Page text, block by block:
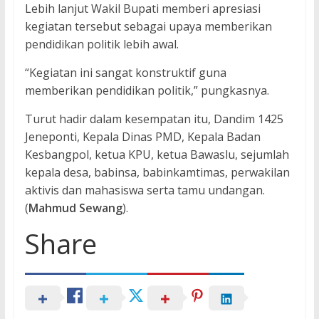
Lebih lanjut Wakil Bupati memberi apresiasi
kegiatan tersebut sebagai upaya memberikan
pendidikan politik lebih awal.
“Kegiatan ini sangat konstruktif guna
memberikan pendidikan politik,” pungkasnya.
Turut hadir dalam kesempatan itu, Dandim 1425
Jeneponti, Kepala Dinas PMD, Kepala Badan
Kesbangpol, ketua KPU, ketua Bawaslu, sejumlah
kepala desa, babinsa, babinkamtimas, perwakilan
aktivis dan mahasiswa serta tamu undangan.
(Mahmud Sewang).
Share